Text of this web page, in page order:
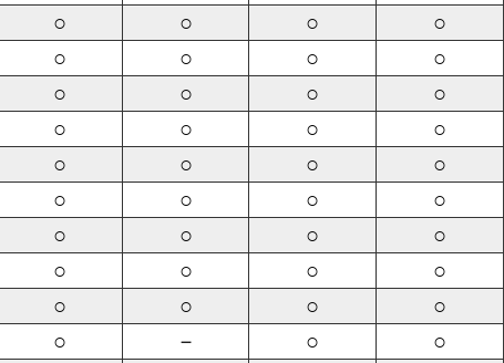
○ ○ ○ ○
○ ○ ○ ○
○ ○ ○ ○
○ ○ ○ ○
○ ○ ○ ○
○ ○ ○ ○
○ ○ ○ ○
○ ○ ○ ○
○ ○ ○ ○
○ － ○ ○